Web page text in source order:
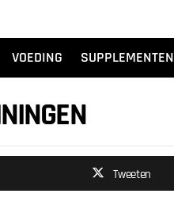
VOEDING SUPPLEMENTEN
Tweeten